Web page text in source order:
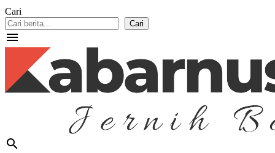
Cari
Cari
menu
search